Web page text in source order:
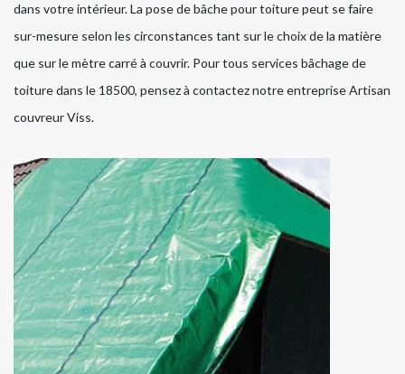
dans votre intérieur. La pose de bâche pour toiture peut se faire
sur-mesure selon les circonstances tant sur le choix de la matière
que sur le mètre carré à couvrir. Pour tous services bâchage de
toiture dans le 18500, pensez à contactez notre entreprise Artisan
couvreur Viss.